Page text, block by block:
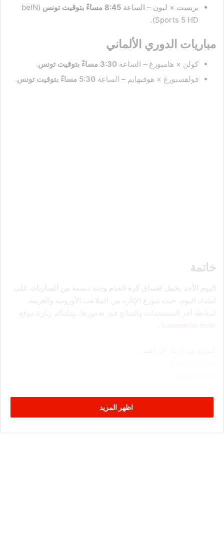
بريست × ليون – الساعة 8:45 مساءً بتوقيت تونس
(beIN
Sports 5 HD).
مباريات الدوري الألماني
كولن × هامبورغ – الساعة 3:30 مساءً بتوقيت تونس
.
فولفسبورغ × هوفنهايم – الساعة 5:30 مساءً بتوقيت تونس .
خاتمة
اليوم الأحد يحمل لعشاق كرة القدم وجبة دسمة من المباريات على
امتداد اليوم، حيث تتوزع الإثارة بين الملاعب الأوروبية والعربية.
اظهر المزيد